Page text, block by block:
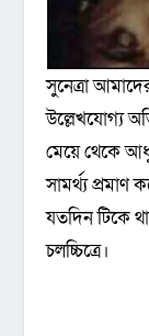
সুনেত্রা
উল্লেখযোগ্য
মেয়ে থেকে
সামর্থ্য
যতদিন টিকে
চলচ্চিত্রে।